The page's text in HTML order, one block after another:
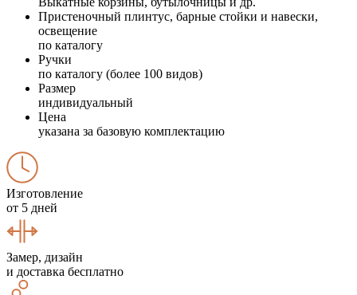
Пристеночный плинтус, барные стойки и навески,
освещение
по каталогу
Ручки
по каталогу (более 100 видов)
Размер
индивидуальный
Цена
указана за базовую комплектацию
Изготовление
от 5 дней
Замер, дизайн
и доставка бесплатно